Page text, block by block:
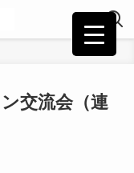
交流会（連